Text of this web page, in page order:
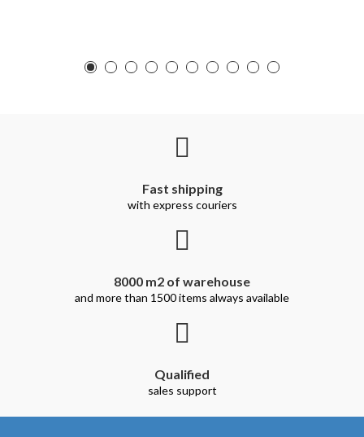
Fast shipping
with express couriers
8000 m2 of warehouse
and more than 1500 items always available
Qualified
sales support